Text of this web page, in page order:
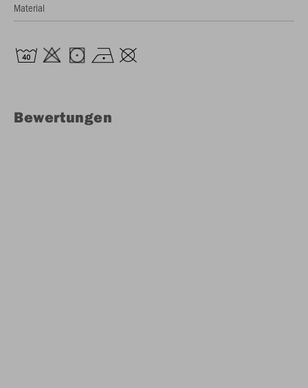
Material
Bewertungen